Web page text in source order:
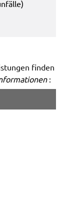
finden
:
Ihrer
die
YouTube